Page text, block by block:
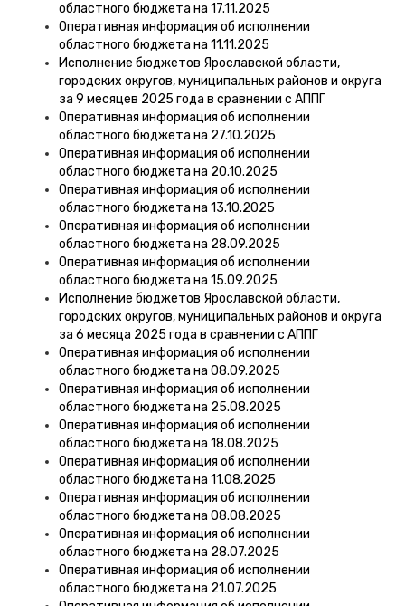
областного бюджета на 17.11.2025
Оперативная информация об исполнении
областного бюджета на 11.11.2025
Исполнение бюджетов Ярославской области,
городских округов, муниципальных районов и округа
за 9 месяцев 2025 года в сравнении с АППГ
Оперативная информация об исполнении
областного бюджета на 27.10.2025
Оперативная информация об исполнении
областного бюджета на 20.10.2025
Оперативная информация об исполнении
областного бюджета на 13.10.2025
Оперативная информация об исполнении
областного бюджета на 28.09.2025
Оперативная информация об исполнении
областного бюджета на 15.09.2025
Исполнение бюджетов Ярославской области,
городских округов, муниципальных районов и округа
за 6 месяца 2025 года в сравнении с АППГ
Оперативная информация об исполнении
областного бюджета на 08.09.2025
Оперативная информация об исполнении
областного бюджета на 25.08.2025
Оперативная информация об исполнении
областного бюджета на 18.08.2025
Оперативная информация об исполнении
областного бюджета на 11.08.2025
Оперативная информация об исполнении
областного бюджета на 08.08.2025
Оперативная информация об исполнении
областного бюджета на 28.07.2025
Оперативная информация об исполнении
областного бюджета на 21.07.2025